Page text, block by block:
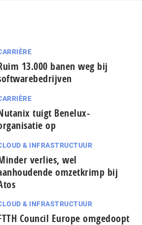
13.000 banen weg bij
tuigt Benelux-
op
& INFRASTRUCTUUR
verlies, wel
omzetkrimp bij
& INFRASTRUCTUUR
Council Europe omgedoopt